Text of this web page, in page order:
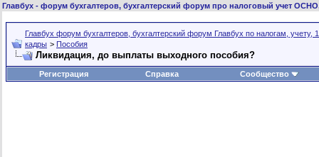
Главбух - форум бухгалтеров, бухгалтерский форум про налоговый учет
Главбух форум бухгалтеров, бухгалтерский форум Главбух по налогам, учету,
кадры > Пособия
Ликвидация, до выплаты выходного пособия?
Регистрация Справка Сообщество